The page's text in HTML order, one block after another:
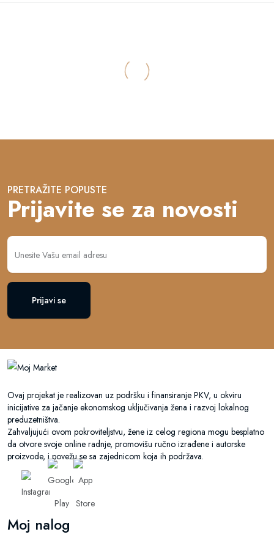
PRETRAŽITE POPUSTE
Prijavite se za novosti
Prijavi se
Ovaj projekat je realizovan uz podršku i finansiranje PKV, u okviru
inicijative za jačanje ekonomskog uključivanja žena i razvoj lokalnog
preduzetništva.
Zahvaljujući ovom pokroviteljstvu, žene iz celog regiona mogu besplatno
da otvore svoje online radnje, promovišu ručno izrađene i autorske
proizvode, i povežu se sa zajednicom koja ih podržava.
Moj nalog